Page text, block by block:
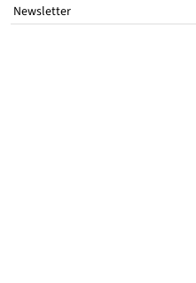
Newsletter